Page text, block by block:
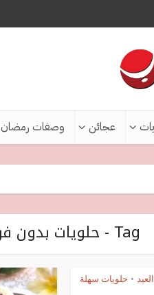
عجائن وصفات رمضان
Tag - حلويات بدون فرن
• حلويات سهلة